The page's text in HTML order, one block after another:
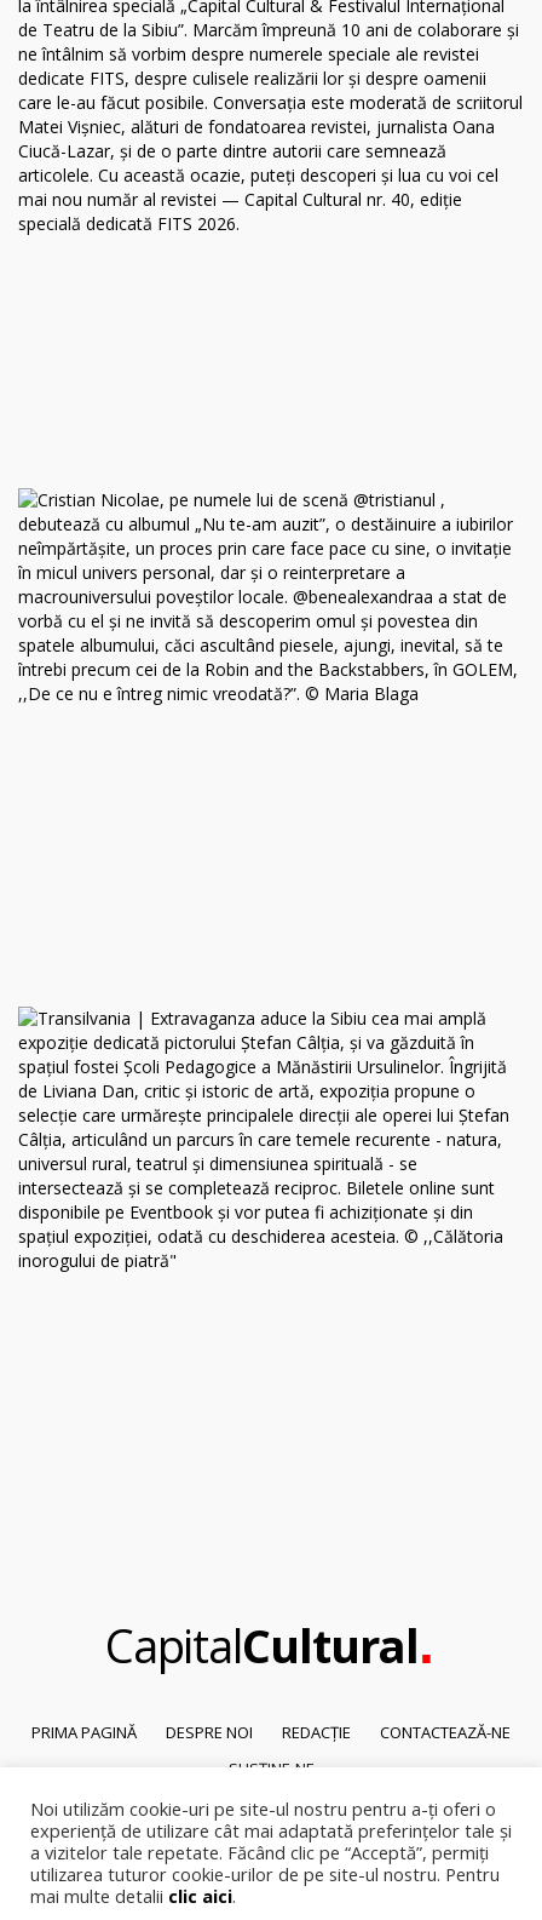
CapitalCultural.
PRIMA PAGINĂ DESPRE NOI REDACȚIE
CONTACTEAZĂ-NE
SUSȚINE-NE
© 2026Capital Cultural
Reproducerea integrală sau parțială a textelor sau a ilustrațiilor din orice
pagină a site-ului este posibilă numai cu acordul prealabil scris al Capital
Noi utilizăm cookie-uri pe site-ul nostru pentru a-ți oferi o
experiență de utilizare cât mai adaptată preferințelor tale și
a vizitelor tale repetate. Făcând clic pe “Acceptă”, permiți
utilizarea tuturor cookie-urilor de pe site-ul nostru. Pentru
mai multe detalii clic aici.